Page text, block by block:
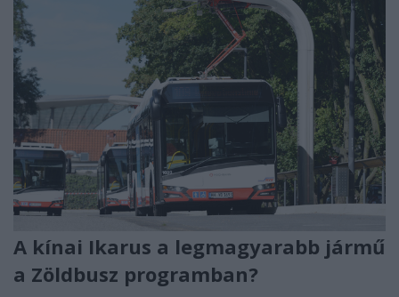
A kínai Ikarus a legmagyarabb jármű
a Zöldbusz programban?